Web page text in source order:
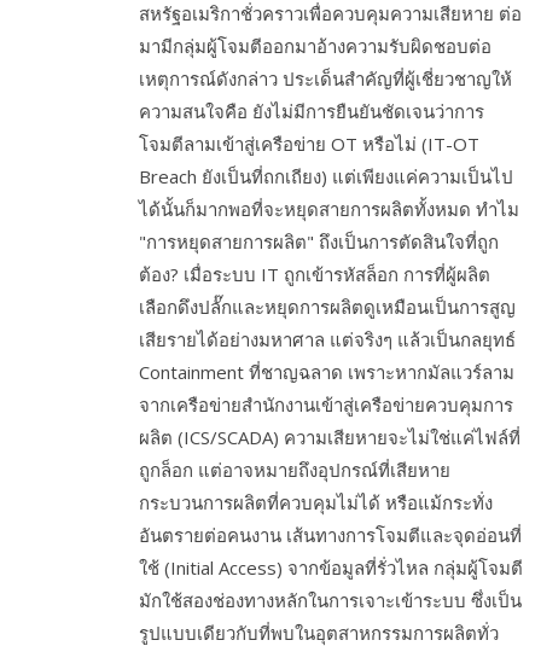
สหรัฐอเมริกาชั่วคราวเพื่อควบคุมความเสียหาย ต่อ
มามีกลุ่มผู้โจมตีออกมาอ้างความรับผิดชอบต่อ
เหตุการณ์ดังกล่าว ประเด็นสำคัญที่ผู้เชี่ยวชาญให้
ความสนใจคือ ยังไม่มีการยืนยันชัดเจนว่าการ
โจมตีลามเข้าสู่เครือข่าย OT หรือไม่ (IT-OT
Breach ยังเป็นที่ถกเถียง) แต่เพียงแค่ความเป็นไป
ได้นั้นก็มากพอที่จะหยุดสายการผลิตทั้งหมด ทำไม
"การหยุดสายการผลิต" ถึงเป็นการตัดสินใจที่ถูก
ต้อง? เมื่อระบบ IT ถูกเข้ารหัสล็อก การที่ผู้ผลิต
เลือกดึงปลั๊กและหยุดการผลิตดูเหมือนเป็นการสูญ
เสียรายได้อย่างมหาศาล แต่จริงๆ แล้วเป็นกลยุทธ์
Containment ที่ชาญฉลาด เพราะหากมัลแวร์ลาม
จากเครือข่ายสำนักงานเข้าสู่เครือข่ายควบคุมการ
ผลิต (ICS/SCADA) ความเสียหายจะไม่ใช่แค่ไฟล์ที่
ถูกล็อก แต่อาจหมายถึงอุปกรณ์ที่เสียหาย
กระบวนการผลิตที่ควบคุมไม่ได้ หรือแม้กระทั่ง
อันตรายต่อคนงาน เส้นทางการโจมตีและจุดอ่อนที่
ใช้ (Initial Access) จากข้อมูลที่รั่วไหล กลุ่มผู้โจมตี
มักใช้สองช่องทางหลักในการเจาะเข้าระบบ ซึ่งเป็น
รูปแบบเดียวกับที่พบในอุตสาหกรรมการผลิตทั่ว